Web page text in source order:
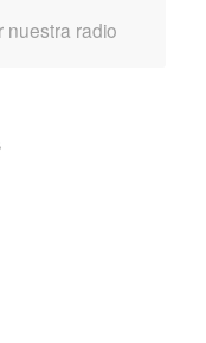
nuestra radio